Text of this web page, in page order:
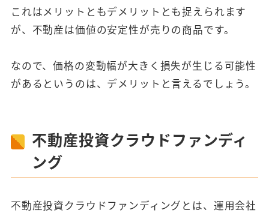
これはメリットともデメリットとも捉えられます
が、不動産は価値の安定性が売りの商品です。
なので、価格の変動幅が大きく損失が生じる可能性
があるというのは、デメリットと言えるでしょう。
不動産投資クラウドファンディ
ング
不動産投資クラウドファンディングとは、運用会社